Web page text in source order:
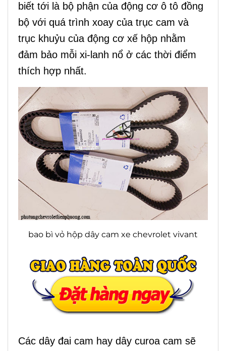
biết tới là bộ phận của động cơ ô tô đồng
bộ với quá trình xoay của trục cam và
trục khuỷu của động cơ xế hộp nhằm
đảm bảo mỗi xi-lanh nổ ở các thời điểm
thích hợp nhất.
bao bì vỏ hộp dây cam xe chevrolet vivant
Các dây đai cam hay dây curoa cam sẽ